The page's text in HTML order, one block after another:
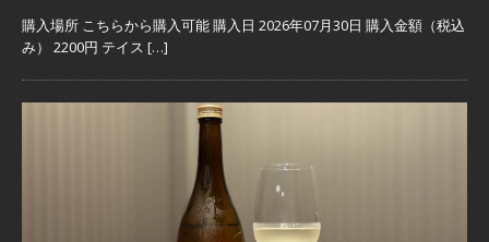
購入場所 こちらから購入可能 購入日 2026年07月30日 購入金額（税込
み） 2200円 テイス […]